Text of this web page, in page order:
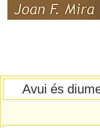
Avui és